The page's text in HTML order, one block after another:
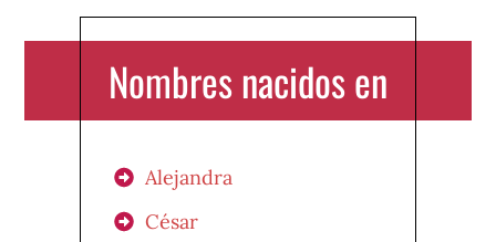
Nombres nacidos en
Alejandra
César